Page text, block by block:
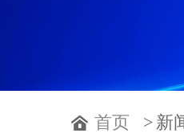
首页 > 新